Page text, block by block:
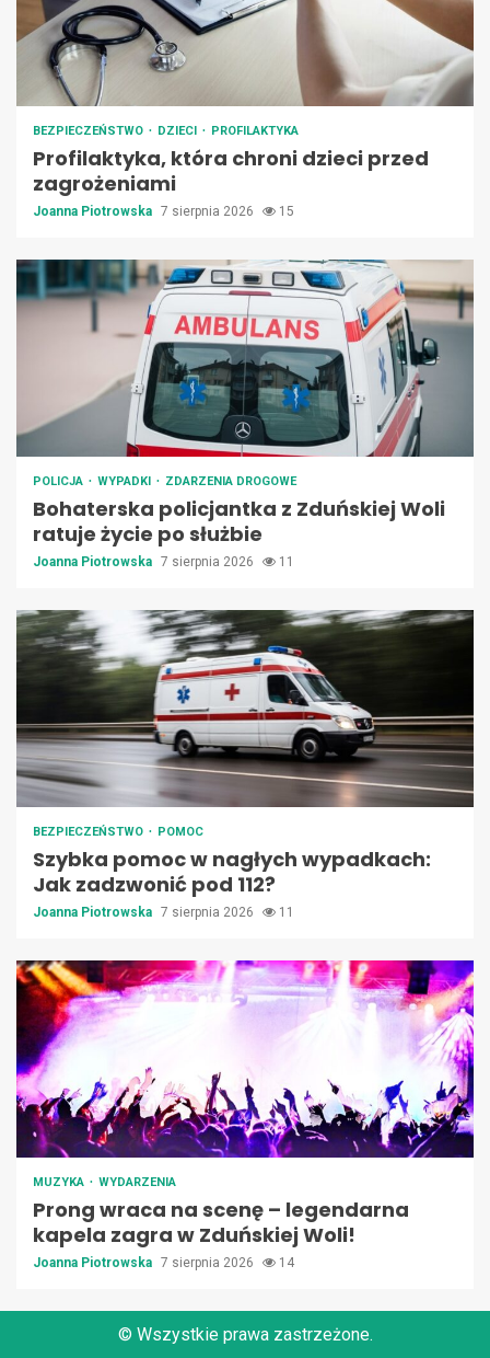
BEZPIECZEŃSTWO DZIECI PROFILAKTYKA
Profilaktyka, która chroni dzieci przed
zagrożeniami
Joanna Piotrowska 7 sierpnia 2026 15
POLICJA WYPADKI ZDARZENIA DROGOWE
Bohaterska policjantka z Zduńskiej Woli
ratuje życie po służbie
Joanna Piotrowska 7 sierpnia 2026 11
BEZPIECZEŃSTWO POMOC
Szybka pomoc w nagłych wypadkach:
Jak zadzwonić pod 112?
Joanna Piotrowska 7 sierpnia 2026 11
MUZYKA WYDARZENIA
Prong wraca na scenę – legendarna
kapela zagra w Zduńskiej Woli!
Joanna Piotrowska 7 sierpnia 2026 14
© Wszystkie prawa zastrzeżone.